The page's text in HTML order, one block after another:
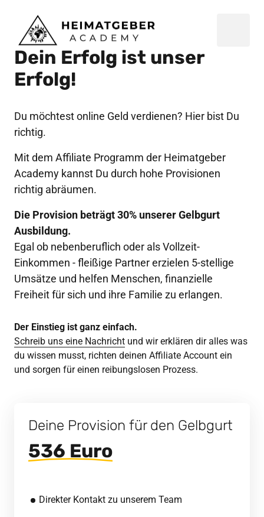
Dein Erfolg ist unser
Erfolg!
Du möchtest online Geld verdienen? Hier bist Du
richtig.
Mit dem Affiliate Programm der Heimatgeber
Academy kannst Du durch hohe Provisionen
richtig abräumen.
Die Provision beträgt 30% unserer Gelbgurt
Ausbildung.
Egal ob nebenberuflich oder als Vollzeit-
Einkommen - fleißige Partner erzielen 5-stellige
Umsätze und helfen Menschen, finanzielle
Freiheit für sich und ihre Familie zu erlangen.
Der Einstieg ist ganz einfach.
Schreib uns eine Nachricht und wir erklären dir alles was
du wissen musst, richten deinen Affiliate Account ein
und sorgen für einen reibungslosen Prozess.
Deine Provision für den Gelbgurt
536 Euro
Direkter Kontakt zu unserem Team